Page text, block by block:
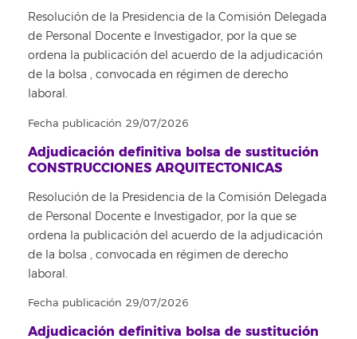
Resolución de la Presidencia de la Comisión Delegada
de Personal Docente e Investigador, por la que se
ordena la publicación del acuerdo de la adjudicación
de la bolsa , convocada en régimen de derecho
laboral.
Fecha publicación 29/07/2026
Adjudicación definitiva bolsa de sustitución
CONSTRUCCIONES ARQUITECTONICAS
Resolución de la Presidencia de la Comisión Delegada
de Personal Docente e Investigador, por la que se
ordena la publicación del acuerdo de la adjudicación
de la bolsa , convocada en régimen de derecho
laboral.
Fecha publicación 29/07/2026
Adjudicación definitiva bolsa de sustitución